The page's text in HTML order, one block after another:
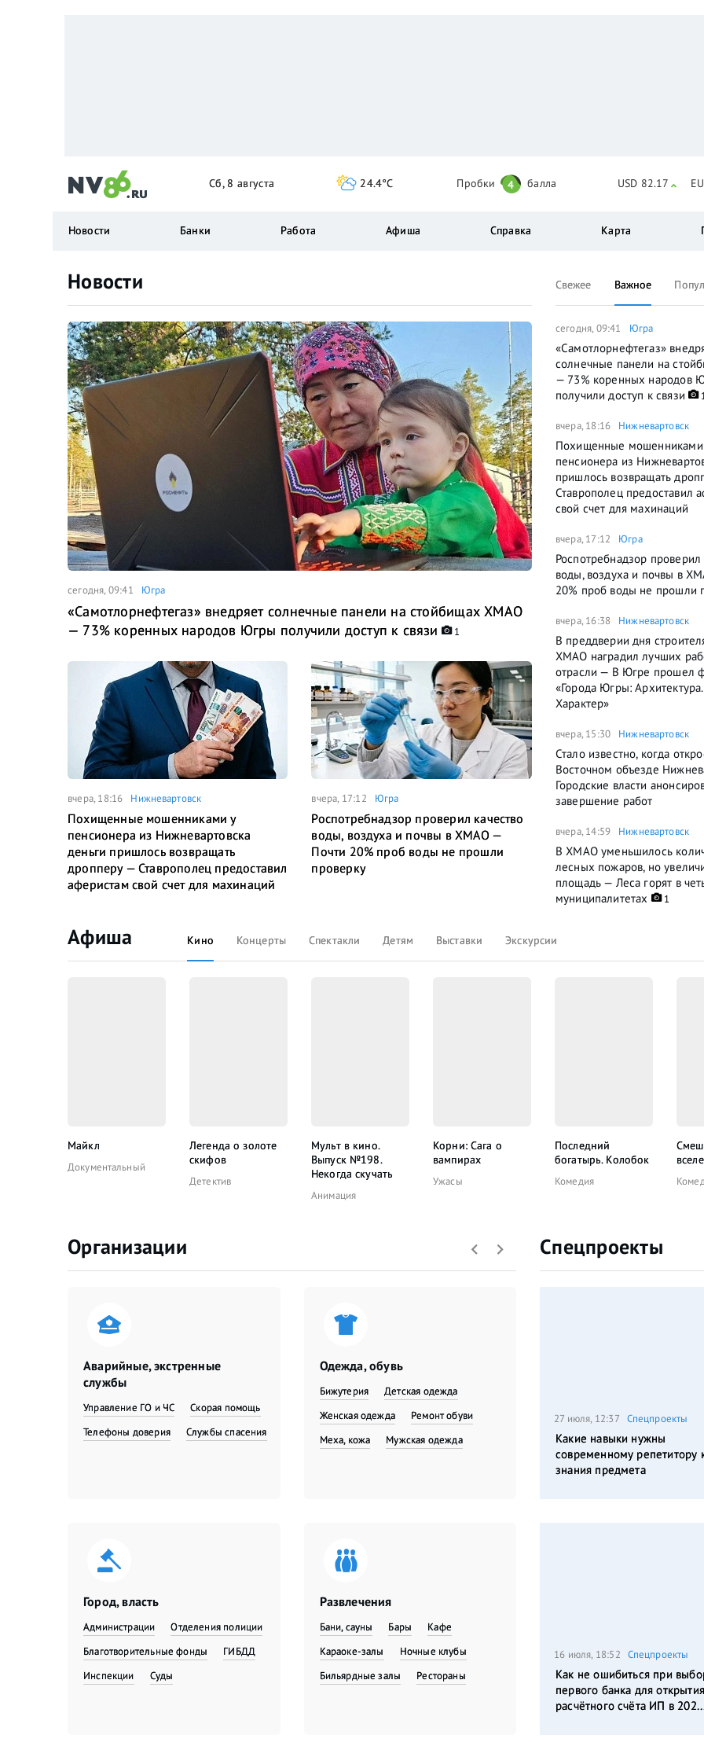
Новости
сегодня, 09:41 Югра
«Самотлорнефтегаз» внедряет солнечные панели на стойбищах ХМАО
— 73% коренных народов Югры получили доступ к связи
1
вчера, 18:16 Нижневартовск
Похищенные мошенниками у
пенсионера из Нижневартовска
деньги пришлось возвращать
дропперу — Ставрополец предоставил
аферистам свой счет для махинаций
вчера, 17:12 Югра
Роспотребнадзор проверил качество
воды, воздуха и почвы в ХМАО —
Почти 20% проб воды не прошли
проверку
Свежее Важное
сегодня, 09:41 Югра
«Самотлорнефтегаз»
солнечные панели на
— 73% коренных народов
получили доступ к связи
вчера, 18:16 Нижневартовск
Похищенные
пенсионера из
пришлось возвращать
Ставрополец предоставил
свой счет для махинаций
вчера, 17:12 Югра
Роспотребнадзор проверил
воды, воздуха и почвы в
20% проб воды не прошли
вчера, 16:38 Нижневартовск
В преддверии дня
ХМАО наградил лучших
отрасли — В Югре прошел
«Города Югры:
Характер»
вчера, 15:30 Нижневартовск
Стало известно, когда
Восточном объезде
Городские власти
завершение работ
вчера, 14:59 Нижневартовск
В ХМАО уменьшилось
лесных пожаров, но
площадь — Леса горят в
муниципалитетах
1
Афиша Кино Концерты Спектакли Детям Выставки Экскурсии
Майкл
Документальный
Легенда о золоте
скифов
Детектив
Мульт в кино.
Выпуск №198.
Некогда скучать
Анимация
Корни: Сага о
вампирах
Ужасы
Последний
богатырь. Колобок
Комедия
Организации
Аварийные, экстренные
службы
Управление ГО и ЧС
Скорая помощь
Телефоны доверия
Службы спасения
Город, власть
Администрации
Отделения полиции
Благотворительные фонды
ГИБДД
Инспекции
Суды
Одежда, обувь
Бижутерия
Детская одежда
Женская одежда
​Ремонт обуви
Меха, кожа
Мужская одежда
Развлечения
Бани, сауны Бары
Кафе
Караоке-залы
Ночные клубы
Бильярдные залы
Рестораны
Спецпроекты
27 июля, 12:37 Спецпроекты
Какие навыки нужны
современному репетитору
знания предмета
16 июля, 18:52 Спецпроекты
Как не ошибиться при
первого банка для открытия
расчётного счёта ИП в
Сб, 8 августа 24.4°C Пробки 4 балла USD 82.17
Новости Банки Работа Афиша Справка Карта